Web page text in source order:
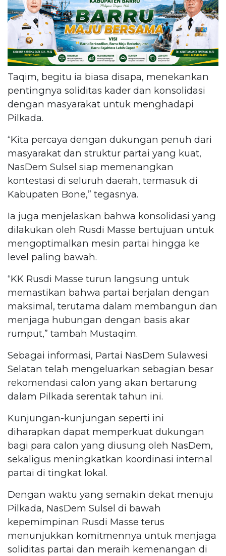
Taqim, begitu ia biasa disapa, menekankan
pentingnya soliditas kader dan konsolidasi
dengan masyarakat untuk menghadapi
Pilkada.
“Kita percaya dengan dukungan penuh dari
masyarakat dan struktur partai yang kuat,
NasDem Sulsel siap memenangkan
kontestasi di seluruh daerah, termasuk di
Kabupaten Bone,” tegasnya.
Ia juga menjelaskan bahwa konsolidasi yang
dilakukan oleh Rusdi Masse bertujuan untuk
mengoptimalkan mesin partai hingga ke
level paling bawah.
“KK Rusdi Masse turun langsung untuk
memastikan bahwa partai berjalan dengan
maksimal, terutama dalam membangun dan
menjaga hubungan dengan basis akar
rumput,” tambah Mustaqim.
Sebagai informasi, Partai NasDem Sulawesi
Selatan telah mengeluarkan sebagian besar
rekomendasi calon yang akan bertarung
dalam Pilkada serentak tahun ini.
Kunjungan-kunjungan seperti ini
diharapkan dapat memperkuat dukungan
bagi para calon yang diusung oleh NasDem,
sekaligus meningkatkan koordinasi internal
partai di tingkat lokal.
Dengan waktu yang semakin dekat menuju
Pilkada, NasDem Sulsel di bawah
kepemimpinan Rusdi Masse terus
menunjukkan komitmennya untuk menjaga
soliditas partai dan meraih kemenangan di